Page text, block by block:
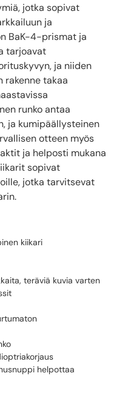
jotka sopivat
ja
BaK-4-prismat ja
tarjoavat
ja niiden
rakenne takaa
runko antaa
ja kumipäällysteinen
otteen myös
ja helposti mukana
sopivat
jotka tarvitsevat
kiikari
teräviä kuvia varten
helpottaa